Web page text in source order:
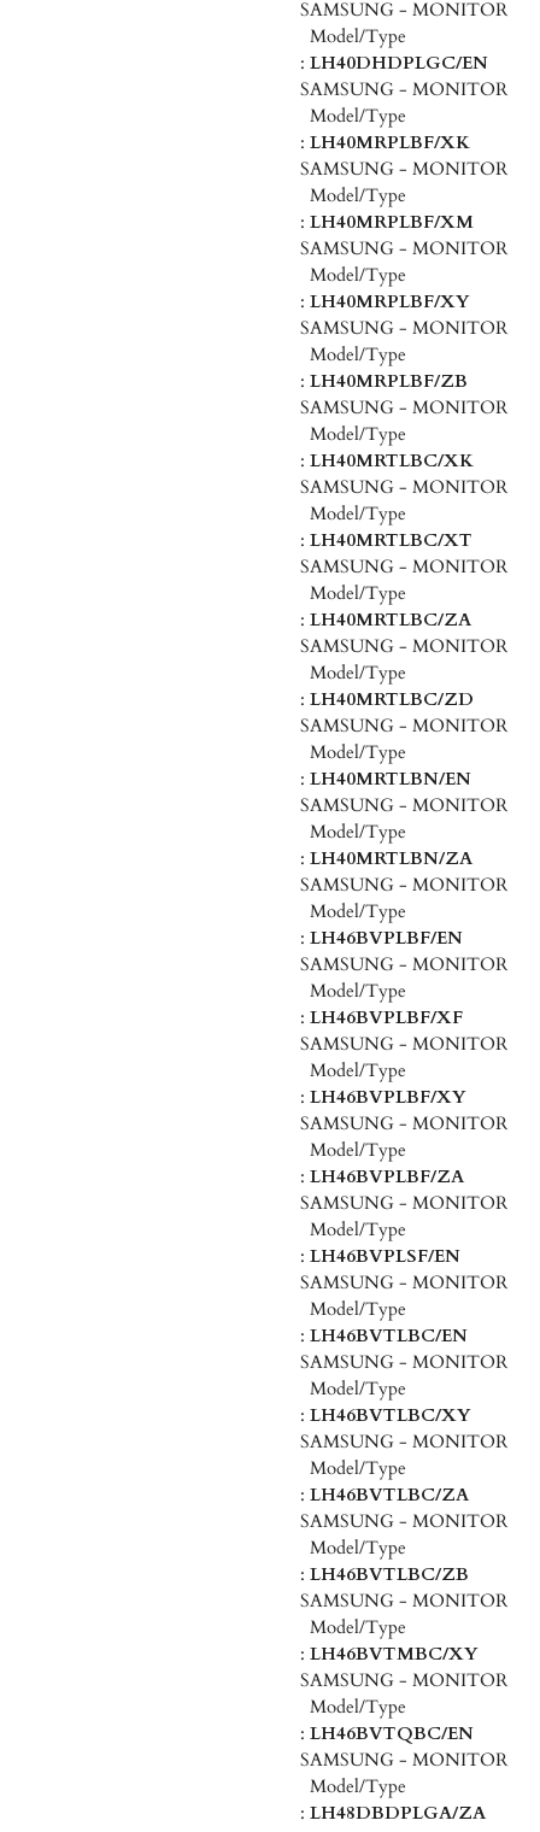
SAMSUNG - MONITOR
Model/Type
: LH40DHDPLGC/EN
SAMSUNG - MONITOR
Model/Type
: LH40MRPLBF/XK
SAMSUNG - MONITOR
Model/Type
: LH40MRPLBF/XM
SAMSUNG - MONITOR
Model/Type
: LH40MRPLBF/XY
SAMSUNG - MONITOR
Model/Type
: LH40MRPLBF/ZB
SAMSUNG - MONITOR
Model/Type
: LH40MRTLBC/XK
SAMSUNG - MONITOR
Model/Type
: LH40MRTLBC/XT
SAMSUNG - MONITOR
Model/Type
: LH40MRTLBC/ZA
SAMSUNG - MONITOR
Model/Type
: LH40MRTLBC/ZD
SAMSUNG - MONITOR
Model/Type
: LH40MRTLBN/EN
SAMSUNG - MONITOR
Model/Type
: LH40MRTLBN/ZA
SAMSUNG - MONITOR
Model/Type
: LH46BVPLBF/EN
SAMSUNG - MONITOR
Model/Type
: LH46BVPLBF/XF
SAMSUNG - MONITOR
Model/Type
: LH46BVPLBF/XY
SAMSUNG - MONITOR
Model/Type
: LH46BVPLBF/ZA
SAMSUNG - MONITOR
Model/Type
: LH46BVPLSF/EN
SAMSUNG - MONITOR
Model/Type
: LH46BVTLBC/EN
SAMSUNG - MONITOR
Model/Type
: LH46BVTLBC/XY
SAMSUNG - MONITOR
Model/Type
: LH46BVTLBC/ZA
SAMSUNG - MONITOR
Model/Type
: LH46BVTLBC/ZB
SAMSUNG - MONITOR
Model/Type
: LH46BVTMBC/XY
SAMSUNG - MONITOR
Model/Type
: LH46BVTQBC/EN
SAMSUNG - MONITOR
Model/Type
: LH48DBDPLGA/ZA